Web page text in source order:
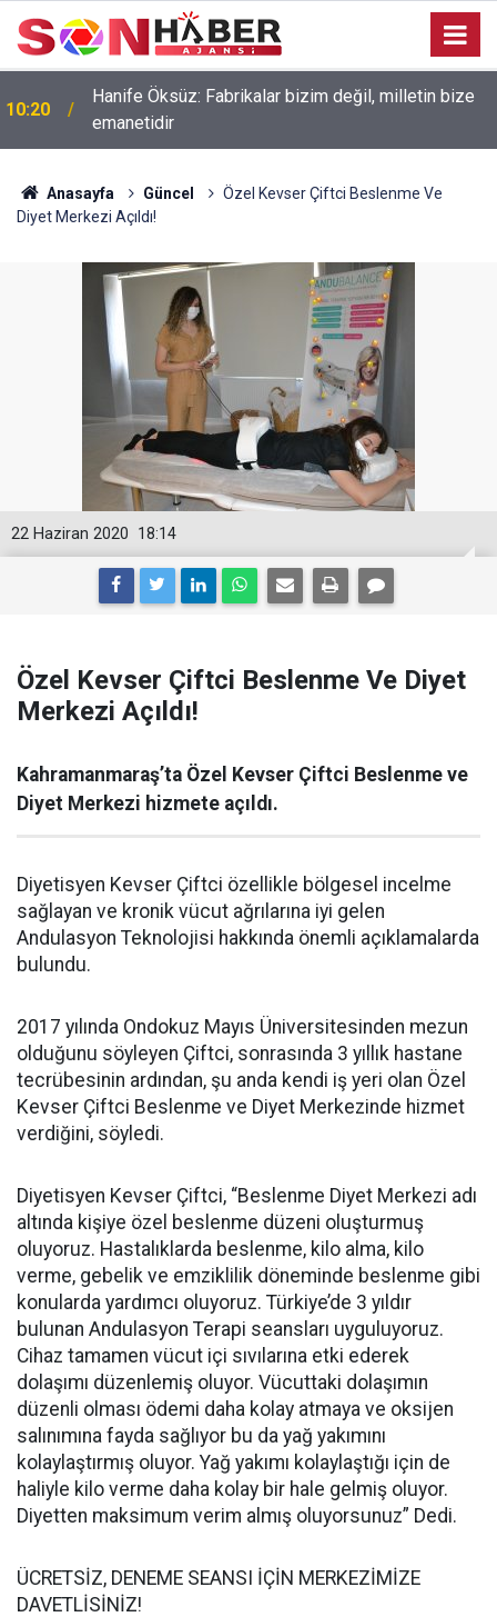
10:20
Hanife Öksüz: Fabrikalar bizim değil, milletin bize
emanetidir
Anasayfa Güncel
Özel Kevser Çiftci Beslenme Ve
Diyet Merkezi Açıldı!
18:14
22 Haziran 2020
Özel Kevser Çiftci Beslenme Ve Diyet
Merkezi Açıldı!
Kahramanmaraş’ta Özel Kevser Çiftci Beslenme ve
Diyet Merkezi hizmete açıldı.
Diyetisyen Kevser Çiftci özellikle bölgesel incelme
sağlayan ve kronik vücut ağrılarına iyi gelen
Andulasyon Teknolojisi hakkında önemli açıklamalarda
bulundu.
2017 yılında Ondokuz Mayıs Üniversitesinden mezun
olduğunu söyleyen Çiftci, sonrasında 3 yıllık hastane
tecrübesinin ardından, şu anda kendi iş yeri olan Özel
Kevser Çiftci Beslenme ve Diyet Merkezinde hizmet
verdiğini, söyledi.
Diyetisyen Kevser Çiftci, “Beslenme Diyet Merkezi adı
altında kişiye özel beslenme düzeni oluşturmuş
oluyoruz. Hastalıklarda beslenme, kilo alma, kilo
verme, gebelik ve emziklilik döneminde beslenme gibi
konularda yardımcı oluyoruz. Türkiye’de 3 yıldır
bulunan Andulasyon Terapi seansları uyguluyoruz.
Cihaz tamamen vücut içi sıvılarına etki ederek
dolaşımı düzenlemiş oluyor. Vücuttaki dolaşımın
düzenli olması ödemi daha kolay atmaya ve oksijen
salınımına fayda sağlıyor bu da yağ yakımını
kolaylaştırmış oluyor. Yağ yakımı kolaylaştığı için de
haliyle kilo verme daha kolay bir hale gelmiş oluyor.
Diyetten maksimum verim almış oluyorsunuz” Dedi.
ÜCRETSİZ, DENEME SEANSI İÇİN MERKEZİMİZE
DAVETLİSİNİZ!